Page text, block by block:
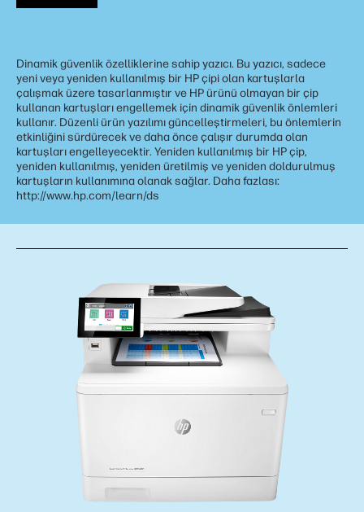
Dinamik güvenlik özelliklerine sahip yazıcı. Bu yazıcı, sadece
yeni veya yeniden kullanılmış bir HP çipi olan kartuşlarla
çalışmak üzere tasarlanmıştır ve HP ürünü olmayan bir çip
kullanan kartuşları engellemek için dinamik güvenlik önlemleri
kullanır. Düzenli ürün yazılımı güncelleştirmeleri, bu önlemlerin
etkinliğini sürdürecek ve daha önce çalışır durumda olan
kartuşları engelleyecektir. Yeniden kullanılmış bir HP çip,
yeniden kullanılmış, yeniden üretilmiş ve yeniden doldurulmuş
kartuşların kullanımına olanak sağlar. Daha fazlası:
http://www.hp.com/learn/ds